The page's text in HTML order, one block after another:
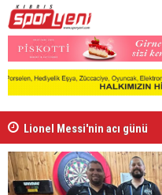
Lionel Messi'nin acı günü